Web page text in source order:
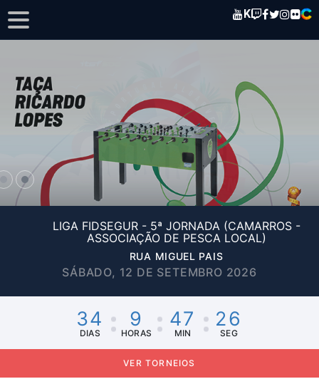
K
LIGA FIDSEGUR - 5ª JORNADA (CAMARROS -
ASSOCIAÇÃO DE PESCA LOCAL)
RUA MIGUEL PAIS
SÁBADO, 12 DE SETEMBRO 2026
34
DIAS
9
HORAS
47
MIN
26
SEG
VER TORNEIOS